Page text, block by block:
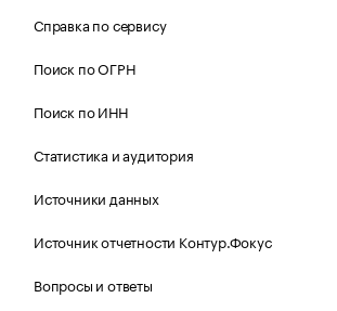
Справка по сервису
Поиск по ОГРН
Поиск по ИНН
Статистика и аудитория
Источники данных
Источник отчетности Контур.Фокус
Вопросы и ответы